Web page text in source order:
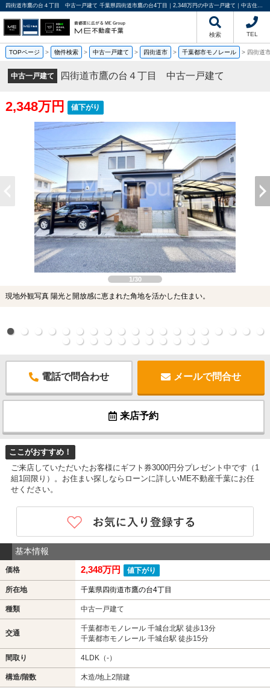
四街道市鷹の台４丁目 中古一戸建て 千葉県四街道市鷹の台4丁目｜2,348万円の中古一戸建て｜中古住宅や中古物件情報｜ME不動産千葉
検索 TEL
TOPページ > 物件検索 > 中古一戸建て > 四街道市 > 千葉都市モノレール > 四街道
中古一戸建て 四街道市鷹の台４丁目 中古一戸建て
2,348万円 値下がり
1/30
現地外観写真 陽光と開放感に恵まれた角地を活かした住まい。
電話で問合わせ メールで問合せ
来店予約
ここがおすすめ！
ご来店していただいたお客様にギフト券3000円分プレゼント中です（1
組1回限り）。お住まい探しならローンに詳しいME不動産千葉にお任
せください。
基本情報
価格 2,348万円 値下がり
所在地 千葉県四街道市鷹の台4丁目
種類 中古一戸建て
交通
千葉都市モノレール 千城台北駅 徒歩13分
千葉都市モノレール 千城台駅 徒歩15分
間取り 4LDK（-）
構造/階数 木造/地上2階建